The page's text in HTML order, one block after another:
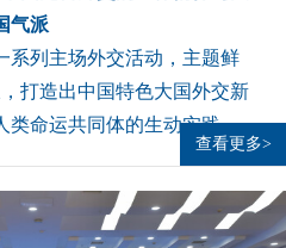
查看更多>
气派
系列主场外交活动，主题鲜
打造出中国特色大国外交新
类命运共同体的生动实践